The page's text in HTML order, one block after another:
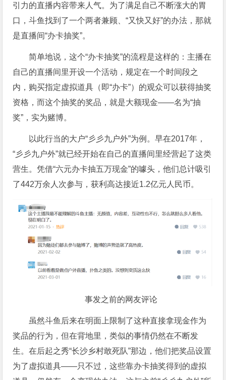
引力的直播内容带来人气。为了满足自己不断涨大的胃
口，斗鱼找到了一个两者兼顾、“又快又好”的办法，那就
是直播间“办卡抽奖”。
简单地说，这个“办卡抽奖”的流程是这样的：主播在
自己的直播间里开设一个活动，规定在一个时间段之
内，购买指定虚拟道具（即“办卡”）的观众可以获得抽奖
资格，而这个抽奖的奖品，就是大额现金——名为“抽
奖”，实为赌博。
以此行当的大户“彡彡九户外”为例。早在2017年，
“彡彡九户外”就已经开始在自己的直播间里经营起了这类
营生。凭借“六元办卡抽五万现金”的噱头，他们总计吸引
了442万余人次参与，获利高达接近1.2亿元人民币。
事发之前的网友评论
虽然斗鱼后来在明面上限制了这种直接拿现金作为
奖品的行为，但在背地里，类似的事情仍然在不断发
生。在后起之秀“长沙乡村敢死队”那边，他们把奖品设置
为了虚拟道具——只不过，这些靠办卡抽奖得到的虚拟